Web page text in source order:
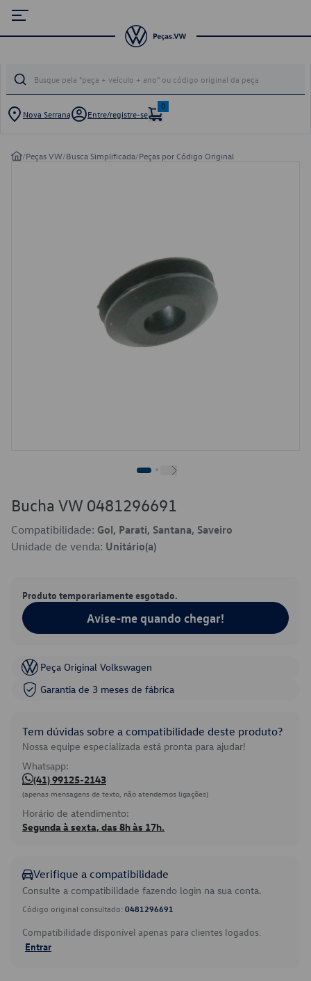
Nova Serrana Entre/registre-se
0
/Peças VW/Busca Simplificada/Peças por Código Original
Bucha VW 0481296691
Compatibilidade: Gol, Parati, Santana, Saveiro
Unidade de venda: Unitário(a)
Produto temporariamente esgotado.
Avise-me quando chegar!
Peça Original Volkswagen
Garantia de 3 meses de fábrica
Tem dúvidas sobre a compatibilidade deste produto?
Nossa equipe especializada está pronta para ajudar!
Whatsapp:
(41) 99125-2143
(apenas mensagens de texto, não atendemos ligações)
Horário de atendimento:
Segunda à sexta, das 8h às 17h.
Verifique a compatibilidade
Consulte a compatibilidade fazendo login na sua conta.
Código original consultado: 0481296691
Compatibilidade disponível apenas para clientes logados.
Entrar